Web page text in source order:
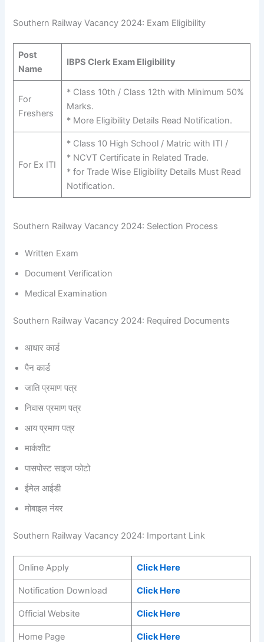
Southern Railway Vacancy 2024: Exam Eligibility
Post
Name
IBPS Clerk Exam Eligibility
For
Freshers
* Class 10th / Class 12th with Minimum 50%
Marks.
* More Eligibility Details Read Notification.
For Ex ITI
* Class 10 High School / Matric with ITI /
* NCVT Certificate in Related Trade.
* for Trade Wise Eligibility Details Must Read
Notification.
Southern Railway Vacancy 2024: Selection Process
Written Exam
Document Verification
Medical Examination
Southern Railway Vacancy 2024: Required Documents
आधार कार्ड
पैन कार्ड
जाति प्रमाण पत्र
निवास प्रमाण पत्र
आय प्रमाण पत्र
मार्कशीट
पासपोस्ट साइज फोटो
ईमेल आईडी
मोबाइल नंबर
Southern Railway Vacancy 2024: Important Link
Online Apply Click Here
Notification Download Click Here
Official Website Click Here
Home Page Click Here